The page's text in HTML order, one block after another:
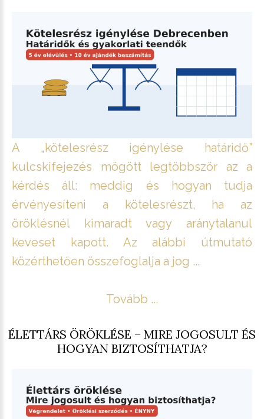
A „kötelesrész igénylése határidő”
kulcskifejezés mögött legtöbbször az a
kérdés áll: meddig és hogyan tudja
érvényesíteni a kötelesrészt, ha az
öröklésnél kimaradt vagy aránytalanul
keveset kapott. Az alábbi útmutató
közérthetően összefoglalja a jog ...
Tovább ...
ÉLETTÁRS ÖRÖKLÉSE – MIRE JOGOSULT ÉS
HOGYAN BIZTOSÍTHATJA?